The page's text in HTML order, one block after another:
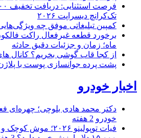
تک‌کرانچ دیسراپت ۲۰۲۶
کمپین تبلیغاتی موفق چه
ماه؛ زمان و جزئیات دقیق حادثه
از کجا قاب گوشی بخریم؟ کانال
پشت پرده جوانسازی پوست با پلاژن
اخبار خودرو
دکتر محمد هادی بلوچی؛ چهره‌ای
خودرو 2 هفته
فیات توپولینو